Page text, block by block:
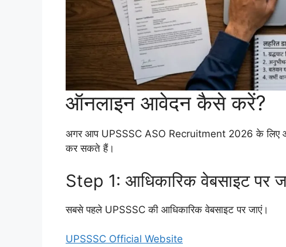
ऑनलाइन आवेदन कैसे करें?
अगर आप UPSSSC ASO Recruitment 2026 के लिए
कर सकते हैं।
Step 1: आधिकारिक वेबसाइट पर
सबसे पहले UPSSSC की आधिकारिक वेबसाइट पर जाएं।
UPSSSC Official Website